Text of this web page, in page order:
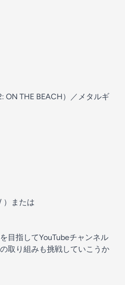
ON THE BEACH）／メタルギ
）または
目指してYouTubeチャンネル
取り組みも挑戦していこうか